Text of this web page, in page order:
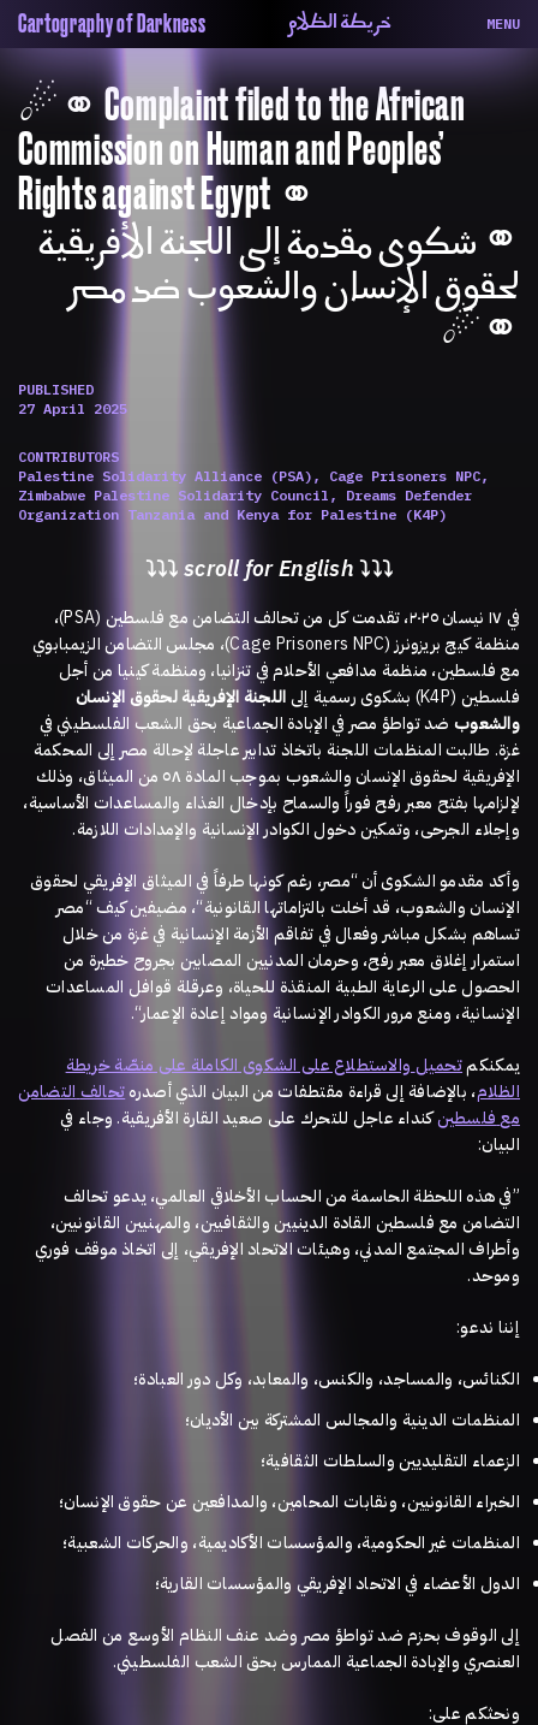
Cartography of Darkness خريطة الظلام MENU
About
Map
Periodical
Repository
Contributors
Colophon
☄︎⚭ Complaint filed to the African
Commission on Human and Peoples’
Rights against Egypt ⚭
⚭ شكوى مقدمة إلى اللجنة الأفريقية
لحقوق الإنسان والشعوب ضد مصر
⚭☄︎
PUBLISHED
27 April 2025
CONTRIBUTORS
Palestine Solidarity Alliance (PSA), Cage Prisoners NPC,
Zimbabwe Palestine Solidarity Council, Dreams Defender
Organization Tanzania and Kenya for Palestine (K4P)
⤵⤵⤵ scroll for English⤵⤵⤵
في ١٧ نيسان ٢٠٢٥، تقدمت كل من تحالف التضامن مع فلسطين (PSA)
،
منظمة كيج بريزونرز (Cage Prisoners NPC)
، مجلس التضامن الزيمبابوي
مع فلسطين، منظمة مدافعي الأحلام في تنزانيا، ومنظمة كينيا من أجل
فلسطين (K4P) بشكوى رسمية إلى اللجنة الإفريقية لحقوق الإنسان
والشعوبضد تواطؤ مصر في الإبادة الجماعية بحق الشعب الفلسطيني في
غزة. طالبت المنظمات اللجنة باتخاذ تدابير عاجلة لإحالة مصر إلى المحكمة
الإفريقية لحقوق الإنسان والشعوب بموجب المادة ٥٨ من الميثاق، وذلك
لإلزامها بفتح معبر رفح فوراً والسماح بإدخال الغذاء والمساعدات الأساسية،
وإجلاء الجرحى، وتمكين دخول الكوادر الإنسانية والإمدادات اللازمة.
وأكد مقدمو الشكوى أن“مصر، رغم كونها طرفاً في الميثاق الإفريقي لحقوق
الإنسان والشعوب، قد أخلت بالتزاماتها القانونية“، مضيفين كيف“مصر
تساهم بشكل مباشر وفعال في تفاقم الأزمة الإنسانية في غزة من خلال
استمرار إغلاق معبر رفح، وحرمان المدنيين المصابين بجروح خطيرة من
الحصول على الرعاية الطبية المنقذة للحياة، وعرقلة قوافل المساعدات
الإنسانية، ومنع مرور الكوادر الإنسانية ومواد إعادة الإعمار“.
يمكنكمتحميل والاستطلاع على الشكوى الكاملة على منصّة خريطة
الظلام، بالإضافة إلى قراءة مقتطفات من البيان الذي أصدره تحالف التضامن
مع فلسطينكنداء عاجل للتحرك على صعيد القارة الأفريقية. وجاء في
البيان:
”في هذه اللحظة الحاسمة من الحساب الأخلاقي العالمي، يدعو تحالف
التضامن مع فلسطين القادة الدينيين والثقافيين، والمهنيين القانونيين،
وأطراف المجتمع المدني، وهيئات الاتحاد الإفريقي، إلى اتخاذ موقف فوري
وموحد.
إننا ندعو:
الكنائس، والمساجد، والكنس، والمعابد، وكل دور العبادة؛
المنظمات الدينية والمجالس المشتركة بين الأديان؛
الزعماء التقليديين والسلطات الثقافية؛
الخبراء القانونيين، ونقابات المحامين، والمدافعين عن حقوق الإنسان؛
المنظمات غير الحكومية، والمؤسسات الأكاديمية، والحركات الشعبية؛
الدول الأعضاء في الاتحاد الإفريقي والمؤسسات القارية؛
إلى الوقوف بحزم ضد تواطؤ مصر وضد عنف النظام الأوسع من الفصل
العنصري والإبادة الجماعية الممارس بحق الشعب الفلسطيني.
ونحثكم على: